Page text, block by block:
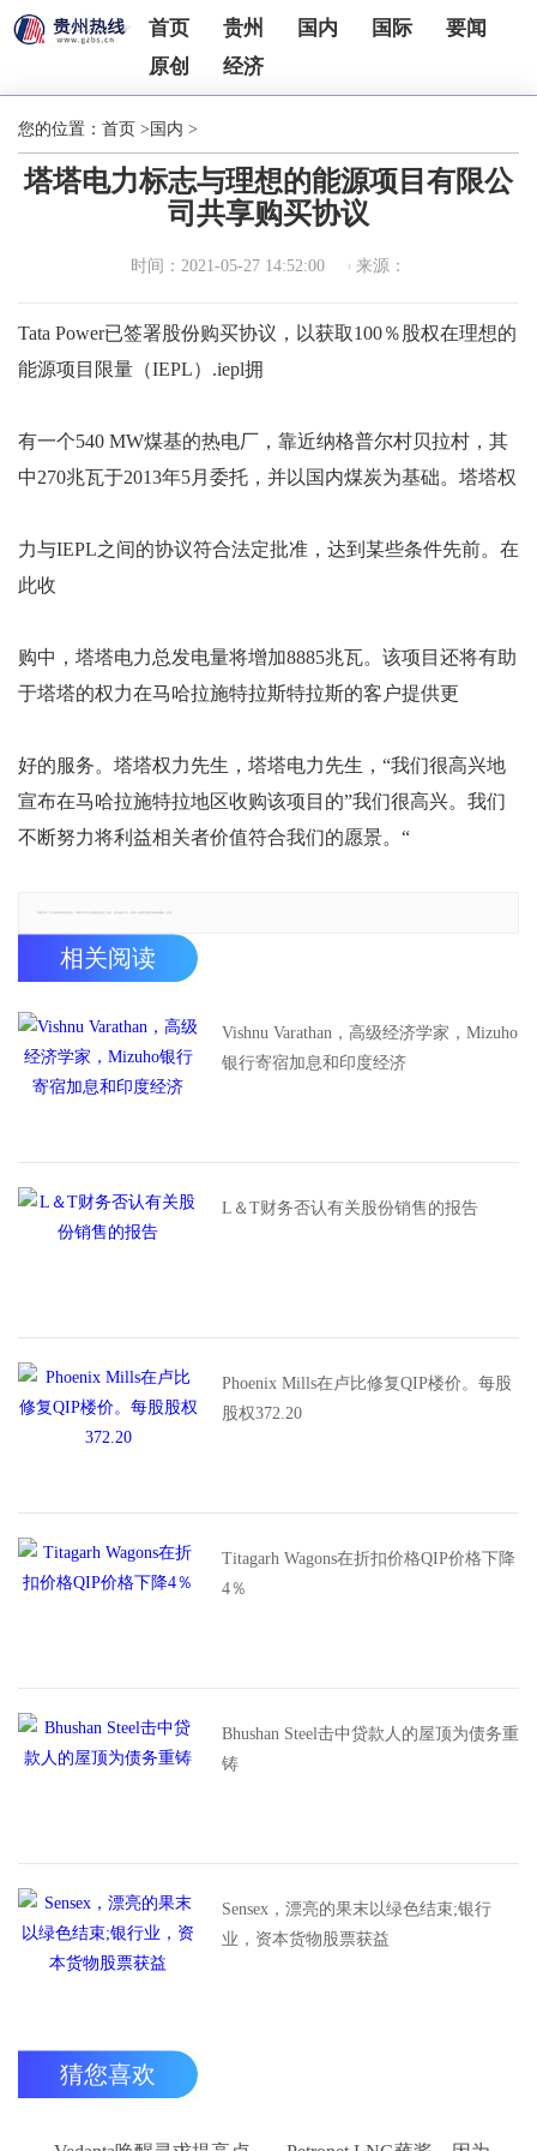
首页 贵州 国内 国际
要闻
原创
经济
您的位置： 首页 > 国内 >
塔塔电力标志与理想的能源项目有限公
司共享购买协议
时间：2021-05-27 14:52:00 来源：
Tata Power已签署股份购买协议，以获取100％股权在理想的
能源项目限量（IEPL）.iepl拥
有一个540 MW煤基的热电厂，靠近纳格普尔村贝拉村，其
中270兆瓦于2013年5月委托，并以国内煤炭为基础。塔塔权
力与IEPL之间的协议符合法定批准，达到某些条件先前。在
此收
购中，塔塔电力总发电量将增加8885兆瓦。该项目还将有助
于塔塔的权力在马哈拉施特拉斯特拉斯的客户提供更
好的服务。塔塔权力先生，塔塔电力先生，“我们很高兴地
宣布在马哈拉施特拉地区收购该项目的”我们很高兴。我们
不断努力将利益相关者价值符合我们的愿景。“
相关阅读
Vishnu Varathan，高级经济学家，Mizuho
银行寄宿加息和印度经济
L＆T财务否认有关股份销售的报告
Phoenix Mills在卢比修复QIP楼价。每股
股权372.20
Titagarh Wagons在折扣价格QIP价格下降
4％
Bhushan Steel击中贷款人的屋顶为债务重
铸
Sensex，漂亮的果末以绿色结束;银行
业，资本货物股票获益
猜您喜欢